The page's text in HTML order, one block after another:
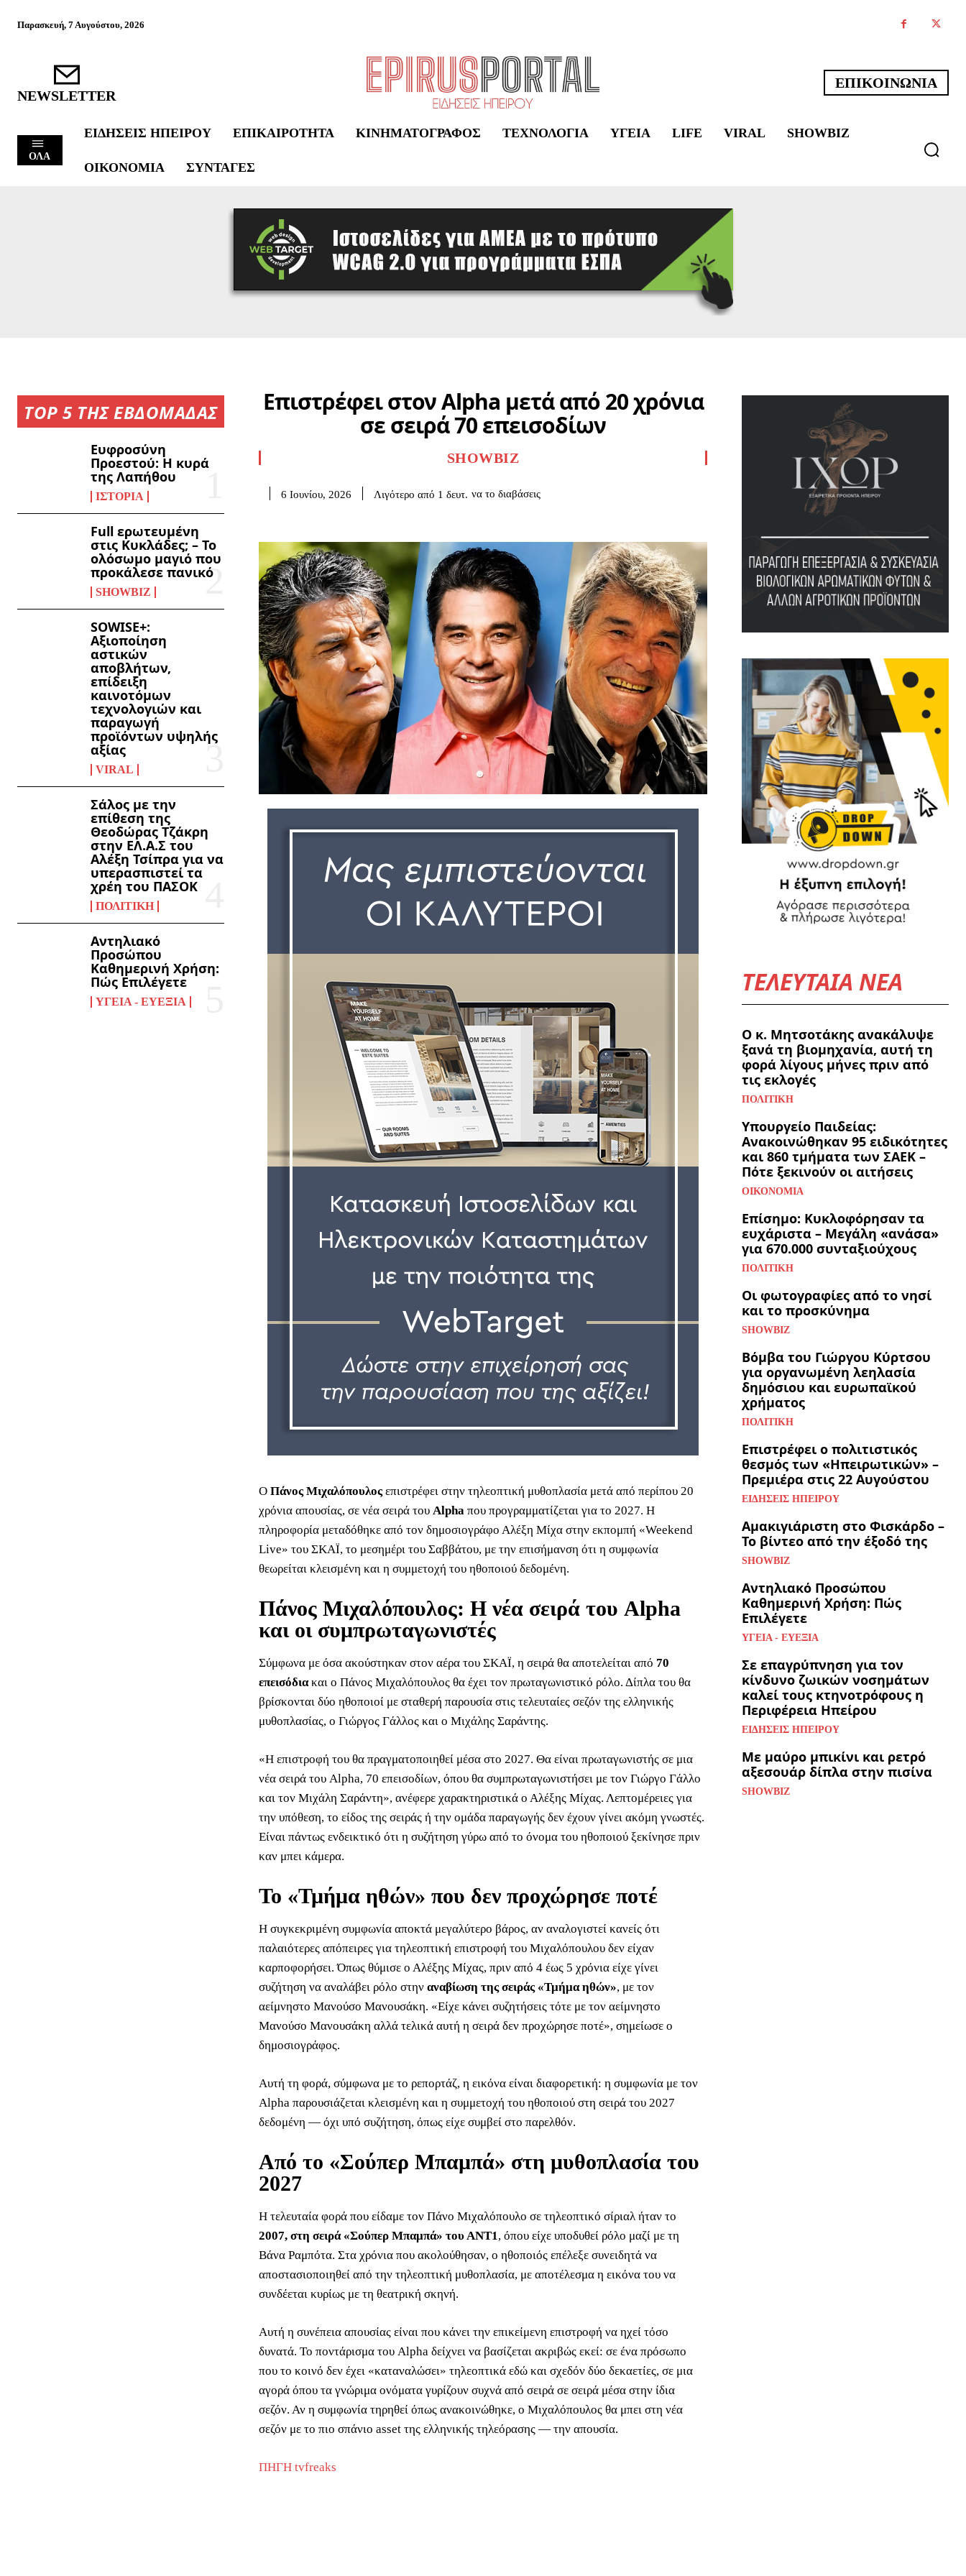
Παρασκευή, 7 Αυγούστου, 2026
NEWSLETTER
ΕΠΙΚΟΙΝΩΝΙΑ
ΟΛΑ
ΕΙΔΉΣΕΙΣ ΗΠΕΊΡΟΥ ΕΠΙΚΑΙΡΌΤΗΤΑ ΚΙΝΗΜΑΤΟΓΡΆΦΟΣ ΤΕΧΝΟΛΟΓΊΑ ΥΓΕΊΑ LIFE VIRAL SHOWBIZ
ΟΙΚΟΝΟΜΊΑ ΣΥΝΤΑΓΈΣ
TOP 5 ΤΗΣ ΕΒΔΟΜΑΔΑΣ
Ευφροσύνη
Προεστού: Η κυρά
της Λαπήθου
ΙΣΤΟΡΊΑ
Full ερωτευμένη
στις Κυκλάδες; – Το
ολόσωμο μαγιό που
προκάλεσε πανικό
SHOWBIZ
SOWISE+:
Αξιοποίηση
αστικών
αποβλήτων,
επίδειξη
καινοτόμων
τεχνολογιών και
παραγωγή
προϊόντων υψηλής
αξίας
VIRAL
Σάλος με την
επίθεση της
Θεοδώρας Τζάκρη
στην ΕΛ.Α.Σ του
Αλέξη Τσίπρα για να
υπερασπιστεί τα
χρέη του ΠΑΣΟΚ
ΠΟΛΙΤΙΚΉ
Αντηλιακό
Προσώπου
Καθημερινή Χρήση:
Πώς Επιλέγετε
ΥΓΕΊΑ - ΕΥΕΞΊΑ
Επιστρέφει στον Alpha μετά από 20 χρόνια
σε σειρά 70 επεισοδίων
SHOWBIZ
6 Ιουνίου, 2026 Λιγότερο από 1 δευτ. να το διαβάσεις
Ο Πάνος Μιχαλόπουλος επιστρέφει στην τηλεοπτική μυθοπλασία μετά από περίπου 20
χρόνια απουσίας, σε νέα σειρά του Alpha που προγραμματίζεται για το 2027. Η
πληροφορία μεταδόθηκε από τον δημοσιογράφο Αλέξη Μίχα στην εκπομπή «Weekend
Live» του ΣΚΑΪ, το μεσημέρι του Σαββάτου, με την επισήμανση ότι η συμφωνία
θεωρείται κλεισμένη και η συμμετοχή του ηθοποιού δεδομένη.
Πάνος Μιχαλόπουλος: Η νέα σειρά του Alpha
και οι συμπρωταγωνιστές
Σύμφωνα με όσα ακούστηκαν στον αέρα του ΣΚΑΪ, η σειρά θα αποτελείται από 70
επεισόδιακαι ο Πάνος Μιχαλόπουλος θα έχει τον πρωταγωνιστικό ρόλο. Δίπλα του θα
βρίσκονται δύο ηθοποιοί με σταθερή παρουσία στις τελευταίες σεζόν της ελληνικής
μυθοπλασίας, ο Γιώργος Γάλλος και ο Μιχάλης Σαράντης.
«Η επιστροφή του θα πραγματοποιηθεί μέσα στο 2027. Θα είναι πρωταγωνιστής σε μια
νέα σειρά του Alpha, 70 επεισοδίων, όπου θα συμπρωταγωνιστήσει με τον Γιώργο Γάλλο
και τον Μιχάλη Σαράντη», ανέφερε χαρακτηριστικά ο Αλέξης Μίχας. Λεπτομέρειες για
την υπόθεση, το είδος της σειράς ή την ομάδα παραγωγής δεν έχουν γίνει ακόμη γνωστές.
Είναι πάντως ενδεικτικό ότι η συζήτηση γύρω από το όνομα του ηθοποιού ξεκίνησε πριν
καν μπει κάμερα.
Το «Τμήμα ηθών» που δεν προχώρησε ποτέ
Η συγκεκριμένη συμφωνία αποκτά μεγαλύτερο βάρος, αν αναλογιστεί κανείς ότι
παλαιότερες απόπειρες για τηλεοπτική επιστροφή του Μιχαλόπουλου δεν είχαν
καρποφορήσει. Όπως θύμισε ο Αλέξης Μίχας, πριν από 4 έως 5 χρόνια είχε γίνει
συζήτηση να αναλάβει ρόλο στην αναβίωση της σειράς «Τμήμα ηθών», με τον
αείμνηστο Μανούσο Μανουσάκη. «Είχε κάνει συζητήσεις τότε με τον αείμνηστο
Μανούσο Μανουσάκη αλλά τελικά αυτή η σειρά δεν προχώρησε ποτέ», σημείωσε ο
δημοσιογράφος.
Αυτή τη φορά, σύμφωνα με το ρεπορτάζ, η εικόνα είναι διαφορετική: η συμφωνία με τον
Alpha παρουσιάζεται κλεισμένη και η συμμετοχή του ηθοποιού στη σειρά του 2027
δεδομένη — όχι υπό συζήτηση, όπως είχε συμβεί στο παρελθόν.
Από το «Σούπερ Μπαμπά» στη μυθοπλασία του
2027
Η τελευταία φορά που είδαμε τον Πάνο Μιχαλόπουλο σε τηλεοπτικό σίριαλ ήταν το
2007, στη σειρά «Σούπερ Μπαμπά» του ΑΝΤ1 , όπου είχε υποδυθεί ρόλο μαζί με τη
Βάνα Ραμπότα. Στα χρόνια που ακολούθησαν, ο ηθοποιός επέλεξε συνειδητά να
αποστασιοποιηθεί από την τηλεοπτική μυθοπλασία, με αποτέλεσμα η εικόνα του να
συνδέεται κυρίως με τη θεατρική σκηνή.
Αυτή η συνέπεια απουσίας είναι που κάνει την επικείμενη επιστροφή να ηχεί τόσο
δυνατά. Το ποντάρισμα του Alpha δείχνει να βασίζεται ακριβώς εκεί: σε ένα πρόσωπο
που το κοινό δεν έχει «καταναλώσει» τηλεοπτικά εδώ και σχεδόν δύο δεκαετίες, σε μια
αγορά όπου τα γνώριμα ονόματα γυρίζουν συχνά από σειρά σε σειρά μέσα στην ίδια
σεζόν. Αν η συμφωνία τηρηθεί όπως ανακοινώθηκε, ο Μιχαλόπουλος θα μπει στη νέα
σεζόν με το πιο σπάνιο asset της ελληνικής τηλεόρασης — την απουσία.
ΠΗΓΗ tvfreaks
ΤΕΛΕΥΤΑΙΑ ΝΕΑ
Ο κ. Μητσοτάκης ανακάλυψε
ξανά τη βιομηχανία, αυτή τη
φορά λίγους μήνες πριν από
τις εκλογές
ΠΟΛΙΤΙΚΉ
Υπουργείο Παιδείας:
Ανακοινώθηκαν 95 ειδικότητες
και 860 τμήματα των ΣΑΕΚ –
Πότε ξεκινούν οι αιτήσεις
ΟΙΚΟΝΟΜΊΑ
Επίσημο: Κυκλοφόρησαν τα
ευχάριστα – Μεγάλη «ανάσα»
για 670.000 συνταξιούχους
ΠΟΛΙΤΙΚΉ
Οι φωτογραφίες από το νησί
και το προσκύνημα
SHOWBIZ
Βόμβα του Γιώργου Κύρτσου
για οργανωμένη λεηλασία
δημόσιου και ευρωπαϊκού
χρήματος
ΠΟΛΙΤΙΚΉ
Επιστρέφει ο πολιτιστικός
θεσμός των «Ηπειρωτικών» –
Πρεμιέρα στις 22 Αυγούστου
ΕΙΔΉΣΕΙΣ ΗΠΕΊΡΟΥ
Αμακιγιάριστη στο Φισκάρδο –
Το βίντεο από την έξοδό της
SHOWBIZ
Αντηλιακό Προσώπου
Καθημερινή Χρήση: Πώς
Επιλέγετε
ΥΓΕΊΑ - ΕΥΕΞΊΑ
Σε επαγρύπνηση για τον
κίνδυνο ζωικών νοσημάτων
καλεί τους κτηνοτρόφους η
Περιφέρεια Ηπείρου
ΕΙΔΉΣΕΙΣ ΗΠΕΊΡΟΥ
Με μαύρο μπικίνι και ρετρό
αξεσουάρ δίπλα στην πισίνα
SHOWBIZ